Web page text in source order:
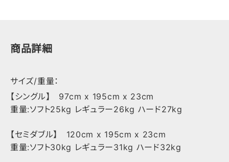
商品詳細
サイズ/重量：
【シングル】 97cm x 195cm x 23cm
重量:ソフト25kg レギュラー26kg ハード27kg
【セミダブル】 120cm x 195cm x 23cm
重量:ソフト30kg レギュラー31kg ハード32kg